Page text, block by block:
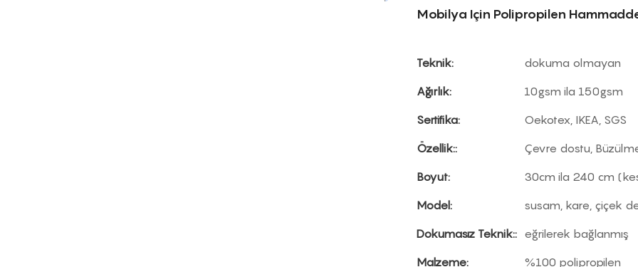
Mobilya Için Polipropilen
Teknik:
dokuma olmayan
Ağırlık:
10gsm ila 150gsm
Sertifika:
Oekotex, IKEA, SGS
Özellik::
Çevre dostu,
Boyut:
30cm ila 240 cm
Model:
susam, kare, çiçek
Dokumasız Teknik:: eğrilerek bağlanmış
Malzeme:
%100 polipropilen